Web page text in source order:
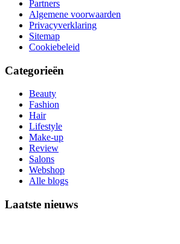
Partners
Algemene voorwaarden
Privacyverklaring
Sitemap
Cookiebeleid
Categorieën
Beauty
Fashion
Hair
Lifestyle
Make-up
Review
Salons
Webshop
Alle blogs
Laatste nieuws